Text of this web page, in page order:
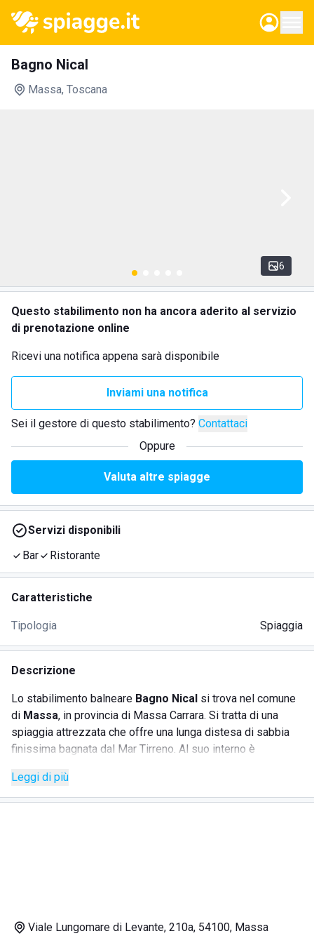
Bagno Nical
Massa, Toscana
6
Questo stabilimento non ha ancora aderito al servizio
di prenotazione online
Ricevi una notifica appena sarà disponibile
Inviami una notifica
Sei il gestore di questo stabilimento? Contattaci
Oppure
Valuta altre spiagge
Servizi disponibili
Bar
Ristorante
Caratteristiche
Tipologia Spiaggia
Descrizione
Lo stabilimento balneare Bagno Nical si trova nel comune
di Massa, in provincia di Massa Carrara. Si tratta di una
spiaggia attrezzata che offre una lunga distesa di sabbia
finissima bagnata dal Mar Tirreno. Al suo interno è
giornata balneare in totale relax. Si può inoltre consumare al
bar o al ristorante e gustare i piatti della tradizione toscana.
Spogliatoi
Leggi di più
Viale Lungomare di Levante, 210a, 54100, Massa